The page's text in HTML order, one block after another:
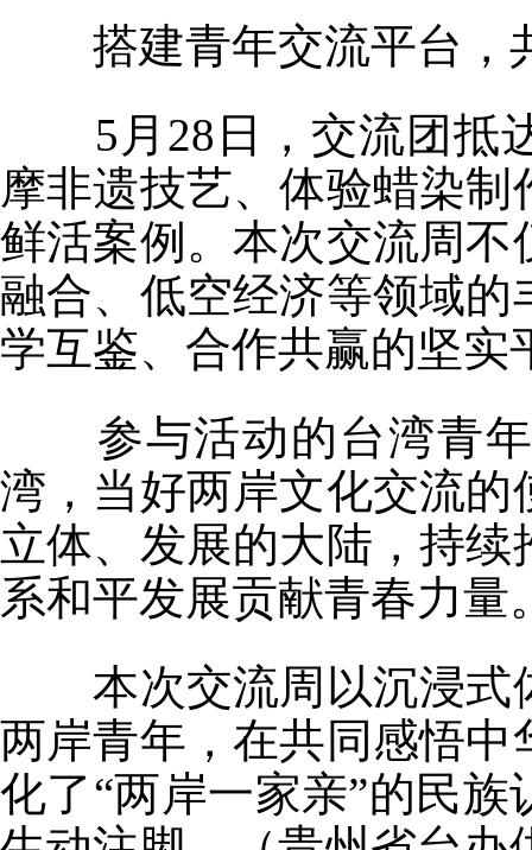
搭建青年交流平台，
5月28日，交流团抵达
摩非遗技艺、体验蜡染
鲜活案例。本次交流周
融合、低空经济等领域
学互鉴、合作共赢的坚实
参与活动的台湾青年
湾，当好两岸文化交流
立体、发展的大陆，持
系和平发展贡献青春力量
本次交流周以沉浸式
两岸青年，在共同感悟
化了“两岸一家亲”的民